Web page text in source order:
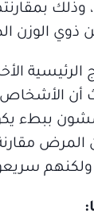
وذلك
ذوي الوزن
الرئيسية
أن
ببطء
المرض
ولكنهم